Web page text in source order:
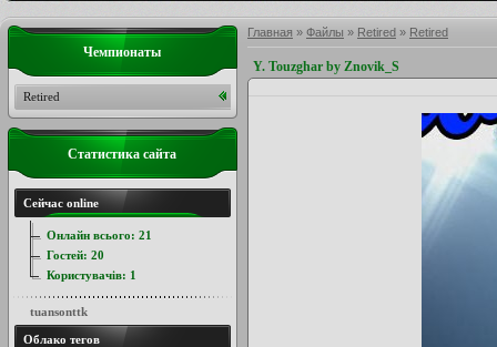
Главная » Файлы » Retired » Retired
Y. Touzghar by Znovik_S
Чемпионаты
Retired
Статистика сайта
Сейчас online
Онлайн всього: 21
Гостей: 20
Користувачів: 1
tuansonttk
Облако тегов